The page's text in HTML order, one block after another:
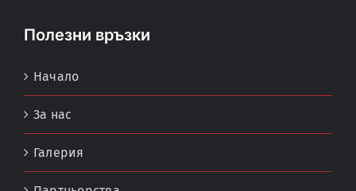
Полезни връзки
Начало
За нас
Галерия